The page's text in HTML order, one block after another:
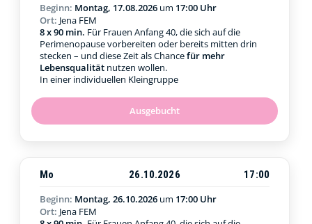
Ausgebucht
Beginn: Montag, 17.08.2026 um 17:00 Uhr
Ort: Jena FEM
8 x 90 min. Für Frauen Anfang 40, die sich auf die
Perimenopause vorbereiten oder bereits mitten drin
stecken – und diese Zeit als Chancefür mehr
Lebensqualität nutzen wollen.
In einer individuellen Kleingruppe
Mo 26.10.2026
17:00
Beginn: Montag, 26.10.2026 um 17:00 Uhr
Ort: Jena FEM